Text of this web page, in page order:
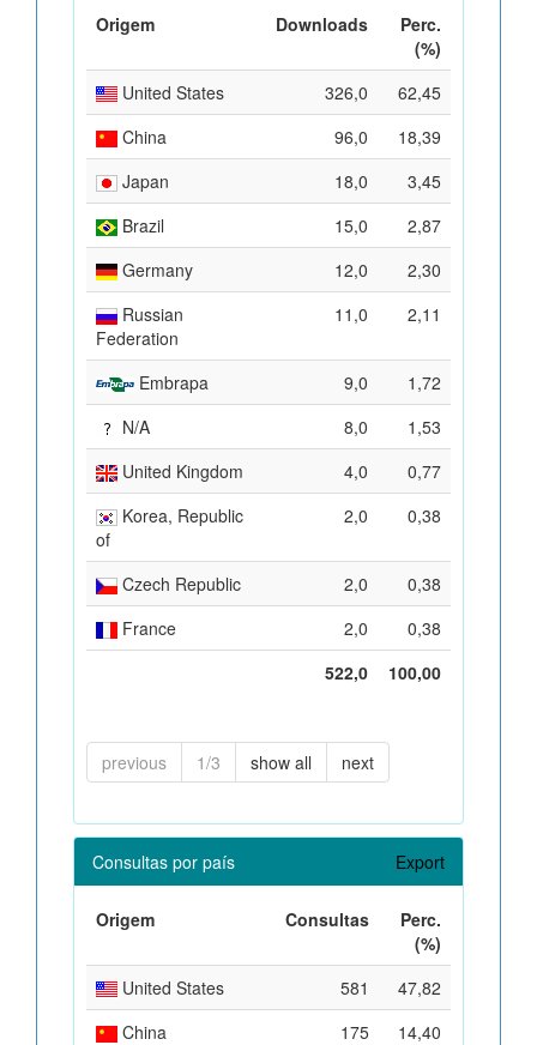
Origem Downloads
Perc.
(%)
United States
326,0
62,45
China
96,0
18,39
Japan
18,0
3,45
Brazil
15,0
2,87
Germany
12,0
2,30
Russian
Federation
11,0 2,11
Embrapa 9,0
1,72
N/A
8,0
1,53
United Kingdom
4,0
0,77
Korea, Republic
of
2,0 0,38
Czech Republic 2,0
0,38
France
2,0
0,38
522,0
100,00
previous 1/3 show all next
Consultas por país Export
Origem Consultas
Perc.
(%)
United States
581
47,82
China
175
14,40